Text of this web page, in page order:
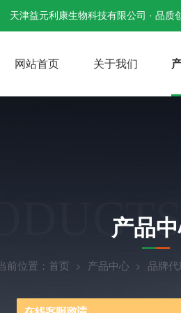
天津益元利康生物科技有限公司 · 品质
网站首页 关于我们
产品
前位置： 首页 产品中心 品牌代